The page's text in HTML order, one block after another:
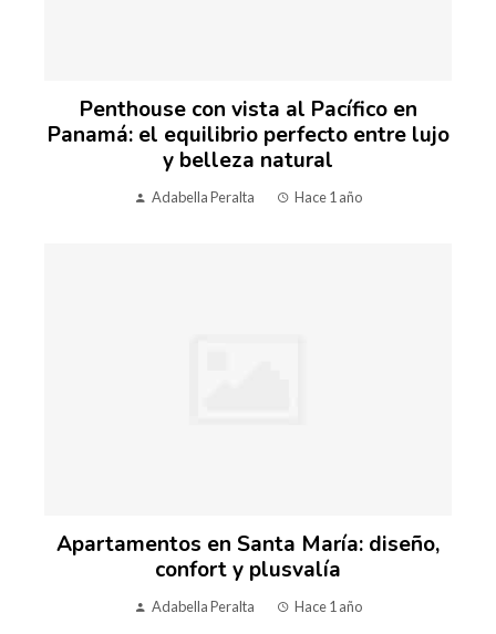
Penthouse con vista al Pacífico en
Panamá: el equilibrio perfecto entre lujo
y belleza natural
Adabella Peralta Hace 1 año
Apartamentos en Santa María: diseño,
confort y plusvalía
Adabella Peralta Hace 1 año